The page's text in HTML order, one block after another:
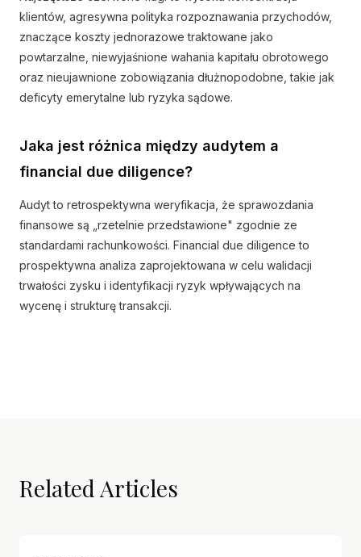
klientów, agresywna polityka rozpoznawania przychodów,
znaczące koszty jednorazowe traktowane jako
powtarzalne, niewyjaśnione wahania kapitału obrotowego
oraz nieujawnione zobowiązania dłużnopodobne, takie jak
deficyty emerytalne lub ryzyka sądowe.
Jaka jest różnica między audytem a
financial due diligence?
Audyt to retrospektywna weryfikacja, że sprawozdania
finansowe są „rzetelnie przedstawione" zgodnie ze
standardami rachunkowości. Financial due diligence to
prospektywna analiza zaprojektowana w celu walidacji
trwałości zysku i identyfikacji ryzyk wpływających na
wycenę i strukturę transakcji.
Related Articles